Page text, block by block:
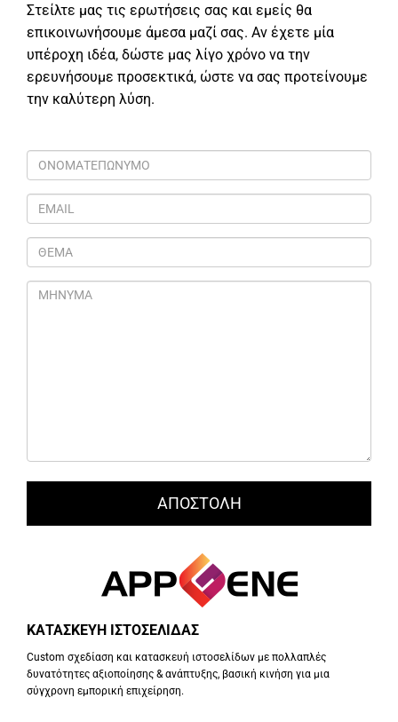
Στείλτε μας τις ερωτήσεις σας και εμείς θα
επικοινωνήσουμε άμεσα μαζί σας. Αν έχετε μία
υπέροχη ιδέα, δώστε μας λίγο χρόνο να την
ερευνήσουμε προσεκτικά, ώστε να σας προτείνουμε
την καλύτερη λύση.
ΚΑΤΑΣΚΕΥΗ ΙΣΤΟΣΕΛΙΔΑΣ
Custom σχεδίαση και κατασκευή ιστοσελίδων με πολλαπλές
δυνατότητες αξιοποίησης & ανάπτυξης, βασική κινήση για μια
σύγχρονη εμπορική επιχείρηση.